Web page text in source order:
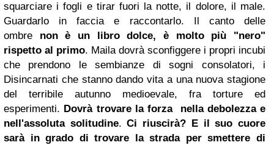
squarciare i fogli e tirar fuori la notte, il dolore, il male.
Guardarlo in faccia e raccontarlo. Il canto delle
ombre non è un libro dolce, è molto più "nero"
rispetto al primo. Maila dovrà sconfiggere i propri incubi
che prendono le sembianze di sogni consolatori, i
Disincarnati che stanno dando vita a una nuova stagione
del terribile autunno medioevale, fra torture ed
esperimenti. Dovrà trovare la forza nella debolezza e
nell'assoluta solitudine.Ci riuscirà? E il suo cuore
sarà in grado di trovare la strada per smettere di